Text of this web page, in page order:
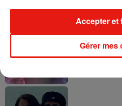
Musique
Karol G
Gérer mes
Accepter et